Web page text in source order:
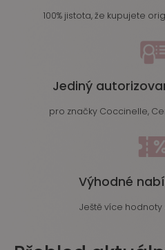
100% jistota, že kupujete
Jediný
pro značky Coccinelle,
Výhodné
Ještě více hodnoty